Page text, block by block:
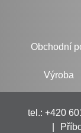
Obchodní
Výroba
tel.: +420